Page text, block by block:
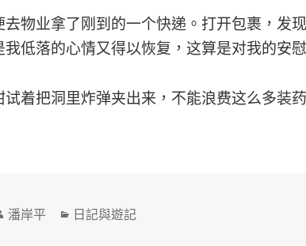
物业拿了刚到的一个快递。打开包裹，发
低落的心情又得以恢复，这算是对我的安
着把洞里炸弹夹出来，不能浪费这么多装
作
潘岸平
分
日記與遊記